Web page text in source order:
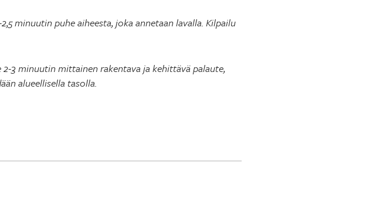
minuutin puhe aiheesta, joka annetaan lavalla. Kilpailu
3 minuutin mittainen rakentava ja kehittävä palaute,
alueellisella tasolla.